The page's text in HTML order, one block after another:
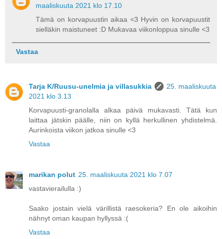
maaliskuuta 2021 klo 17.10
Tämä on korvapuustin aikaa <3 Hyvin on korvapuustit
sielläkin maistuneet :D Mukavaa viikonloppua sinulle <3
Vastaa
Tarja K/Ruusu-unelmia ja villasukkia
25. maaliskuuta
2021 klo 3.13
Korvapuusti-granolalla alkaa päivä mukavasti. Tätä kun
laittaa jätskin päälle, niin on kyllä herkullinen yhdistelmä.
Aurinkoista viikon jatkoa sinulle <3
Vastaa
marikan polut 25. maaliskuuta 2021 klo 7.07
vastavierailulla :)
Saako jostain vielä värillistä raesokeria? En ole aikoihin
nähnyt oman kaupan hyllyssä :(
Vastaa